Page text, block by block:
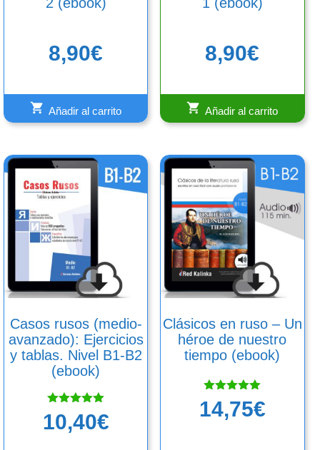
8,90€
Añadir al carrito
8,90€
Añadir al carrito
Casos rusos (medio-
avanzado): Ejercicios
y tablas. Nivel B1-B2
(ebook)
Valorado
con
10,40€
Clásicos en ruso – Un
héroe de nuestro
tiempo (ebook)
Valorado
con
14,75€